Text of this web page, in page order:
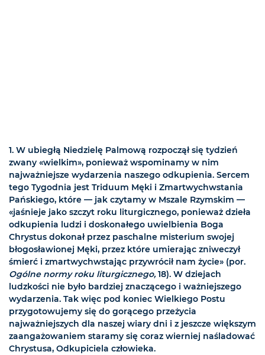
1. W ubiegłą Niedzielę Palmową rozpoczął się tydzień
zwany «wielkim», ponieważ wspominamy w nim
najważniejsze wydarzenia naszego odkupienia. Sercem
tego Tygodnia jest Triduum Męki i Zmartwychwstania
Pańskiego, które — jak czytamy w Mszale Rzymskim —
«jaśnieje jako szczyt roku liturgicznego, ponieważ dzieła
odkupienia ludzi i doskonałego uwielbienia Boga
Chrystus dokonał przez paschalne misterium swojej
błogosławionej Męki, przez które umierając zniweczył
śmierć i zmartwychwstając przywrócił nam życie» (por.
Ogólne normy roku liturgicznego,18). W dziejach
ludzkości nie było bardziej znaczącego i ważniejszego
wydarzenia. Tak więc pod koniec Wielkiego Postu
przygotowujemy się do gorącego przeżycia
najważniejszych dla naszej wiary dni i z jeszcze większym
zaangażowaniem staramy się coraz wierniej naśladować
Chrystusa, Odkupiciela człowieka.